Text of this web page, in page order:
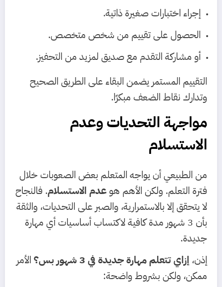
إجراء اختبارات صغيرة ذاتية.
الحصول على تقييم من شخص متخصص.
أو مشاركة التقدم مع صديق لمزيد من التحفيز.
التقييم المستمر يضمن البقاء على الطريق الصحيح
وتدارك نقاط الضعف مبكرًا.
مواجهة التحديات وعدم
الاستسلام
من الطبيعي أن يواجه المتعلم بعض الصعوبات خلال
فترة التعلم. ولكن الأهم هو عدم الاستسلام. فالنجاح
لا يتحقق إلا بالاستمرارية، والصبر على التحديات، والثقة
بأن 3 شهور مدة كافية لاكتساب أساسيات أي مهارة
جديدة.
إذن، إزاي تتعلم مهارة جديدة في 3 شهور بس؟
الأمر
ممكن، ولكن بشروط واضحة: